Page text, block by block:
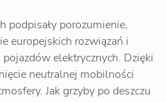
podpisały porozumienie,
europejskich rozwiązań i
elektrycznych. Dzięki
neutralnej mobilności
Jak grzyby po deszczu